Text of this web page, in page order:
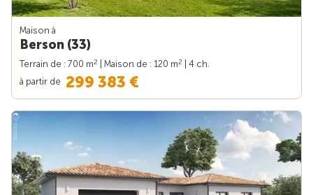
Maison à
Berson (33)
Terrain de : 700 m2 | Maison de : 120 m2
| 4 ch.
à partir de 299 383 €